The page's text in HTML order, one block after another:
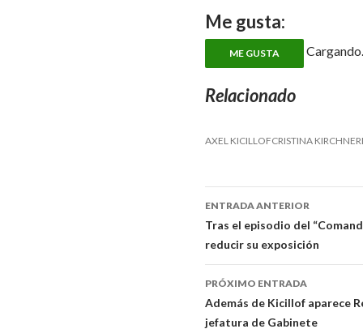
Me gusta:
ME GUSTA
Relacionado
AXEL KICILLOFCRISTINA
Navegador
de
artículos
ENTRADA ANTERIOR
Tras el episodio del
reducir su exposición
PRÓXIMO ENTRADA
Además de Kicillof aparece
jefatura de Gabinete